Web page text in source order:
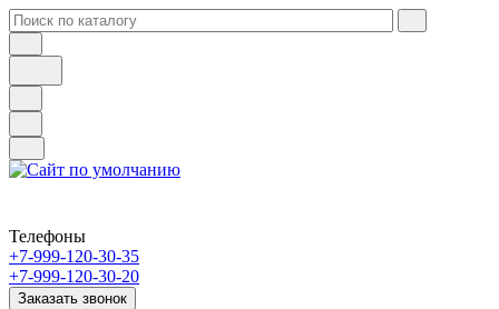
Телефоны
+7-999-120-30-35
+7-999-120-30-20
Заказать звонок